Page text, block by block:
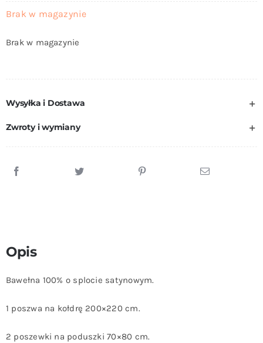
Brak w magazynie
Brak w magazynie
Wysyłka i Dostawa
Zwroty i wymiany
Opis
Bawełna 100% o splocie satynowym.
1 poszwa na kołdrę 200×220 cm.
2 poszewki na poduszki 70×80 cm.